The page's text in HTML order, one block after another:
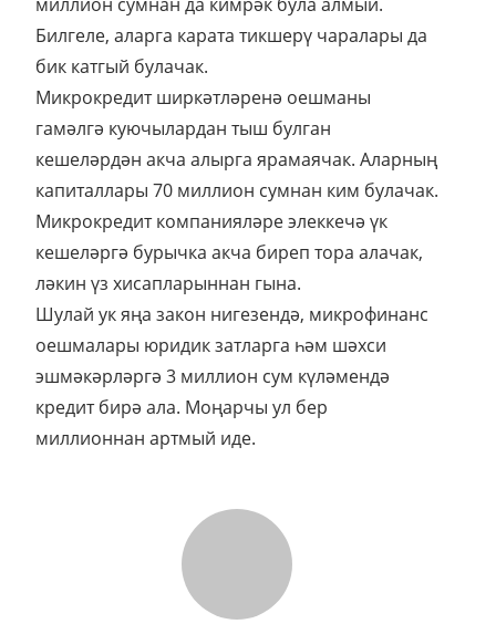
Билгеле, аларга карата тикшерү чаралары да
бик катгый булачак.
Микрокредит ширкәтләренә оешманы
гамәлгә куючылардан тыш булган
кешеләрдән акча алырга ярамаячак. Аларның
капиталлары 70 миллион сумнан ким булачак.
Микрокредит компанияләре элеккечә үк
кешеләргә бурычка акча биреп тора алачак,
ләкин үз хисапларыннан гына.
Шулай ук яңа закон нигезендә, микрофинанс
оешмалары юридик затларга һәм шәхси
эшмәкәрләргә 3 миллион сум күләмендә
кредит бирә ала. Моңарчы ул бер
миллионнан артмый иде.